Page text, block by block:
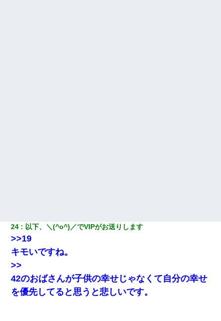
24 以下、＼(^o^)／でVIPがお送りします
>>19
キモいですね。
>>
42のおばさんが子供の幸せじゃなくて自分の幸せ
を優先してると思うと悲しいです。